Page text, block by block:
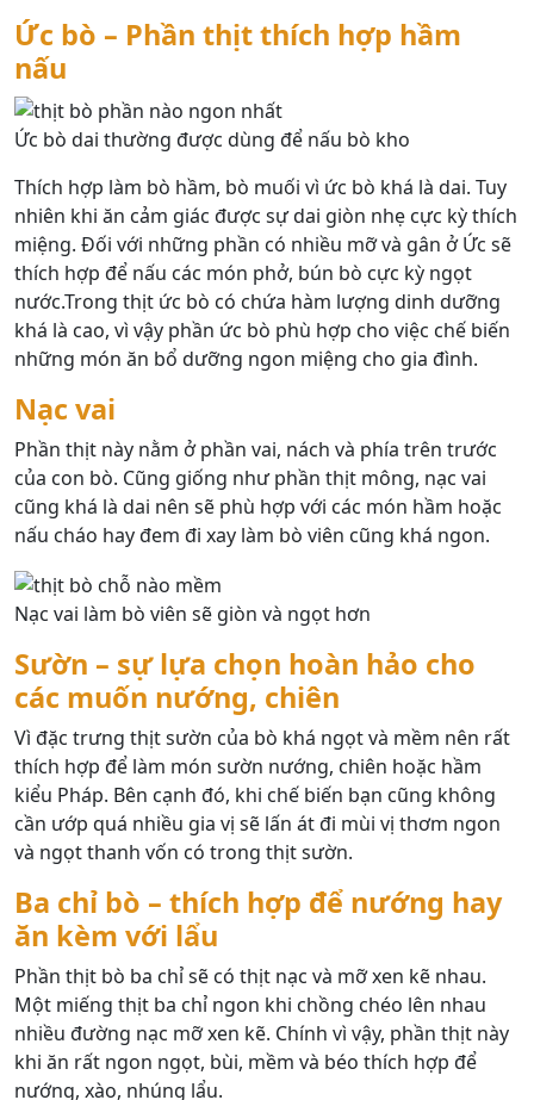
Ức bò – Phần thịt thích hợp hầm
nấu
Ức bò dai thường được dùng để nấu bò kho
Thích hợp làm bò hầm, bò muối vì ức bò khá là dai. Tuy
nhiên khi ăn cảm giác được sự dai giòn nhẹ cực kỳ thích
miệng. Đối với những phần có nhiều mỡ và gân ở Ức sẽ
thích hợp để nấu các món phở, bún bò cực kỳ ngọt
nước.Trong thịt ức bò có chứa hàm lượng dinh dưỡng
khá là cao, vì vậy phần ức bò phù hợp cho việc chế biến
những món ăn bổ dưỡng ngon miệng cho gia đình.
Nạc vai
Phần thịt này nằm ở phần vai, nách và phía trên trước
của con bò. Cũng giống như phần thịt mông, nạc vai
cũng khá là dai nên sẽ phù hợp với các món hầm hoặc
nấu cháo hay đem đi xay làm bò viên cũng khá ngon.
Nạc vai làm bò viên sẽ giòn và ngọt hơn
Sườn – sự lựa chọn hoàn hảo cho
các muốn nướng, chiên
Vì đặc trưng thịt sườn của bò khá ngọt và mềm nên rất
thích hợp để làm món sườn nướng, chiên hoặc hầm
kiểu Pháp. Bên cạnh đó, khi chế biến bạn cũng không
cần ướp quá nhiều gia vị sẽ lấn át đi mùi vị thơm ngon
và ngọt thanh vốn có trong thịt sườn.
Ba chỉ bò – thích hợp để nướng hay
ăn kèm với lẩu
Phần thịt bò ba chỉ sẽ có thịt nạc và mỡ xen kẽ nhau.
Một miếng thịt ba chỉ ngon khi chồng chéo lên nhau
nhiều đường nạc mỡ xen kẽ. Chính vì vậy, phần thịt này
khi ăn rất ngon ngọt, bùi, mềm và béo thích hợp để
nướng, xào, nhúng lẩu.